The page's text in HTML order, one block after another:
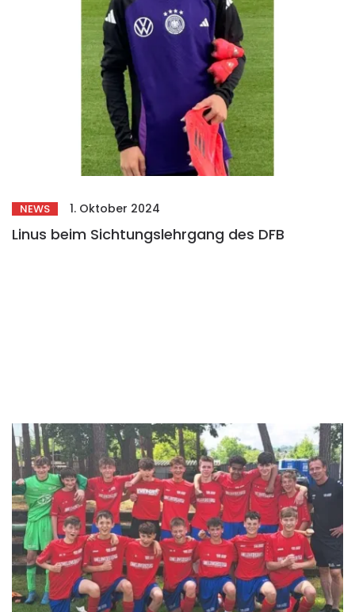
NEWS 1. Oktober 2024
Linus beim Sichtungslehrgang des DFB